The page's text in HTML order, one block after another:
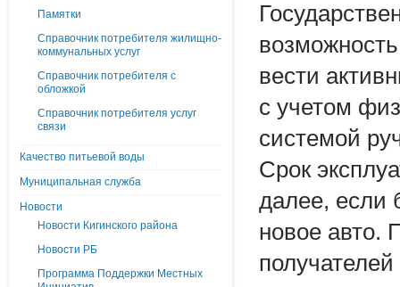
Памятки
Справочник потребителя жилищно-
коммунальных услуг
Справочник потребителя с
обложкой
Справочник потребителя услуг
связи
Качество питьевой воды
Муниципальная служба
Новости
Новости Кигинского района
Новости РБ
Программа Поддержки Местных
вести
с учетом
системой
Срок
далее, если
новое авто.